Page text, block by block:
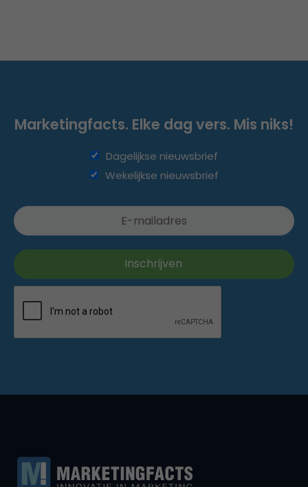
Marketingfacts. Elke dag vers. Mis niks!
Dagelijkse nieuwsbrief
Wekelijkse nieuwsbrief